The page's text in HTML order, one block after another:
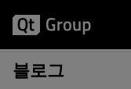
블로그
게시물 카테